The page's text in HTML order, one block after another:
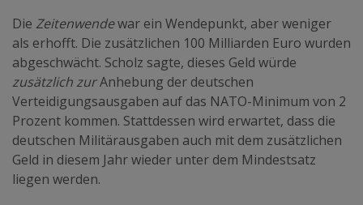
Die Zeitenwendewar ein Wendepunkt, aber weniger
als erhofft. Die zusätzlichen 100 Milliarden Euro wurden
abgeschwächt. Scholz sagte, dieses Geld würde
zusätzlich zurAnhebung der deutschen
Verteidigungsausgaben auf das NATO-Minimum von 2
Prozent kommen. Stattdessen wird erwartet, dass die
deutschen Militärausgaben auch mit dem zusätzlichen
Geld in diesem Jahr wieder unter dem Mindestsatz
liegen werden.